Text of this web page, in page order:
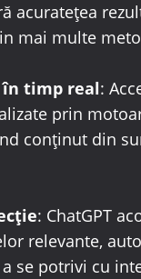
acuratețea
mai multe
timp real:
prin
conținut din
: ChatGPT
relevante,
se potrivi cu